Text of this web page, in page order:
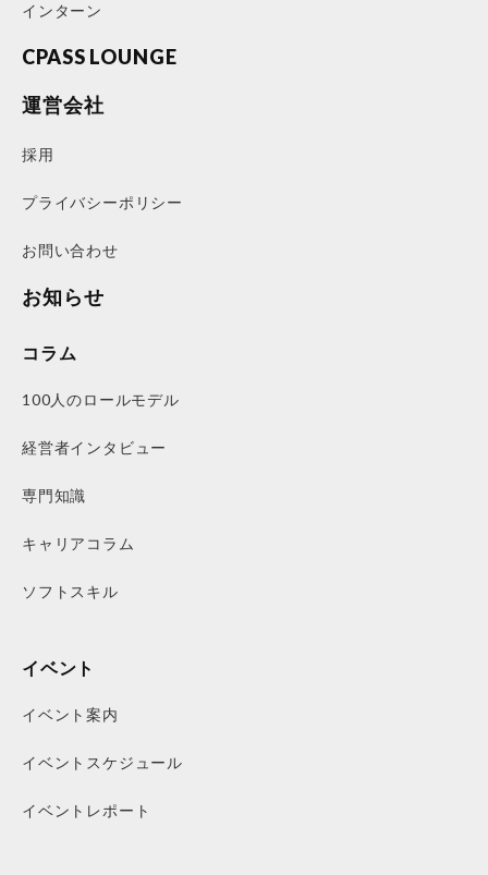
インターン
CPASS LOUNGE
運営会社
採用
プライバシーポリシー
お問い合わせ
お知らせ
コラム
100人のロールモデル
経営者インタビュー
専門知識
キャリアコラム
ソフトスキル
イベント
イベント案内
イベントスケジュール
イベントレポート